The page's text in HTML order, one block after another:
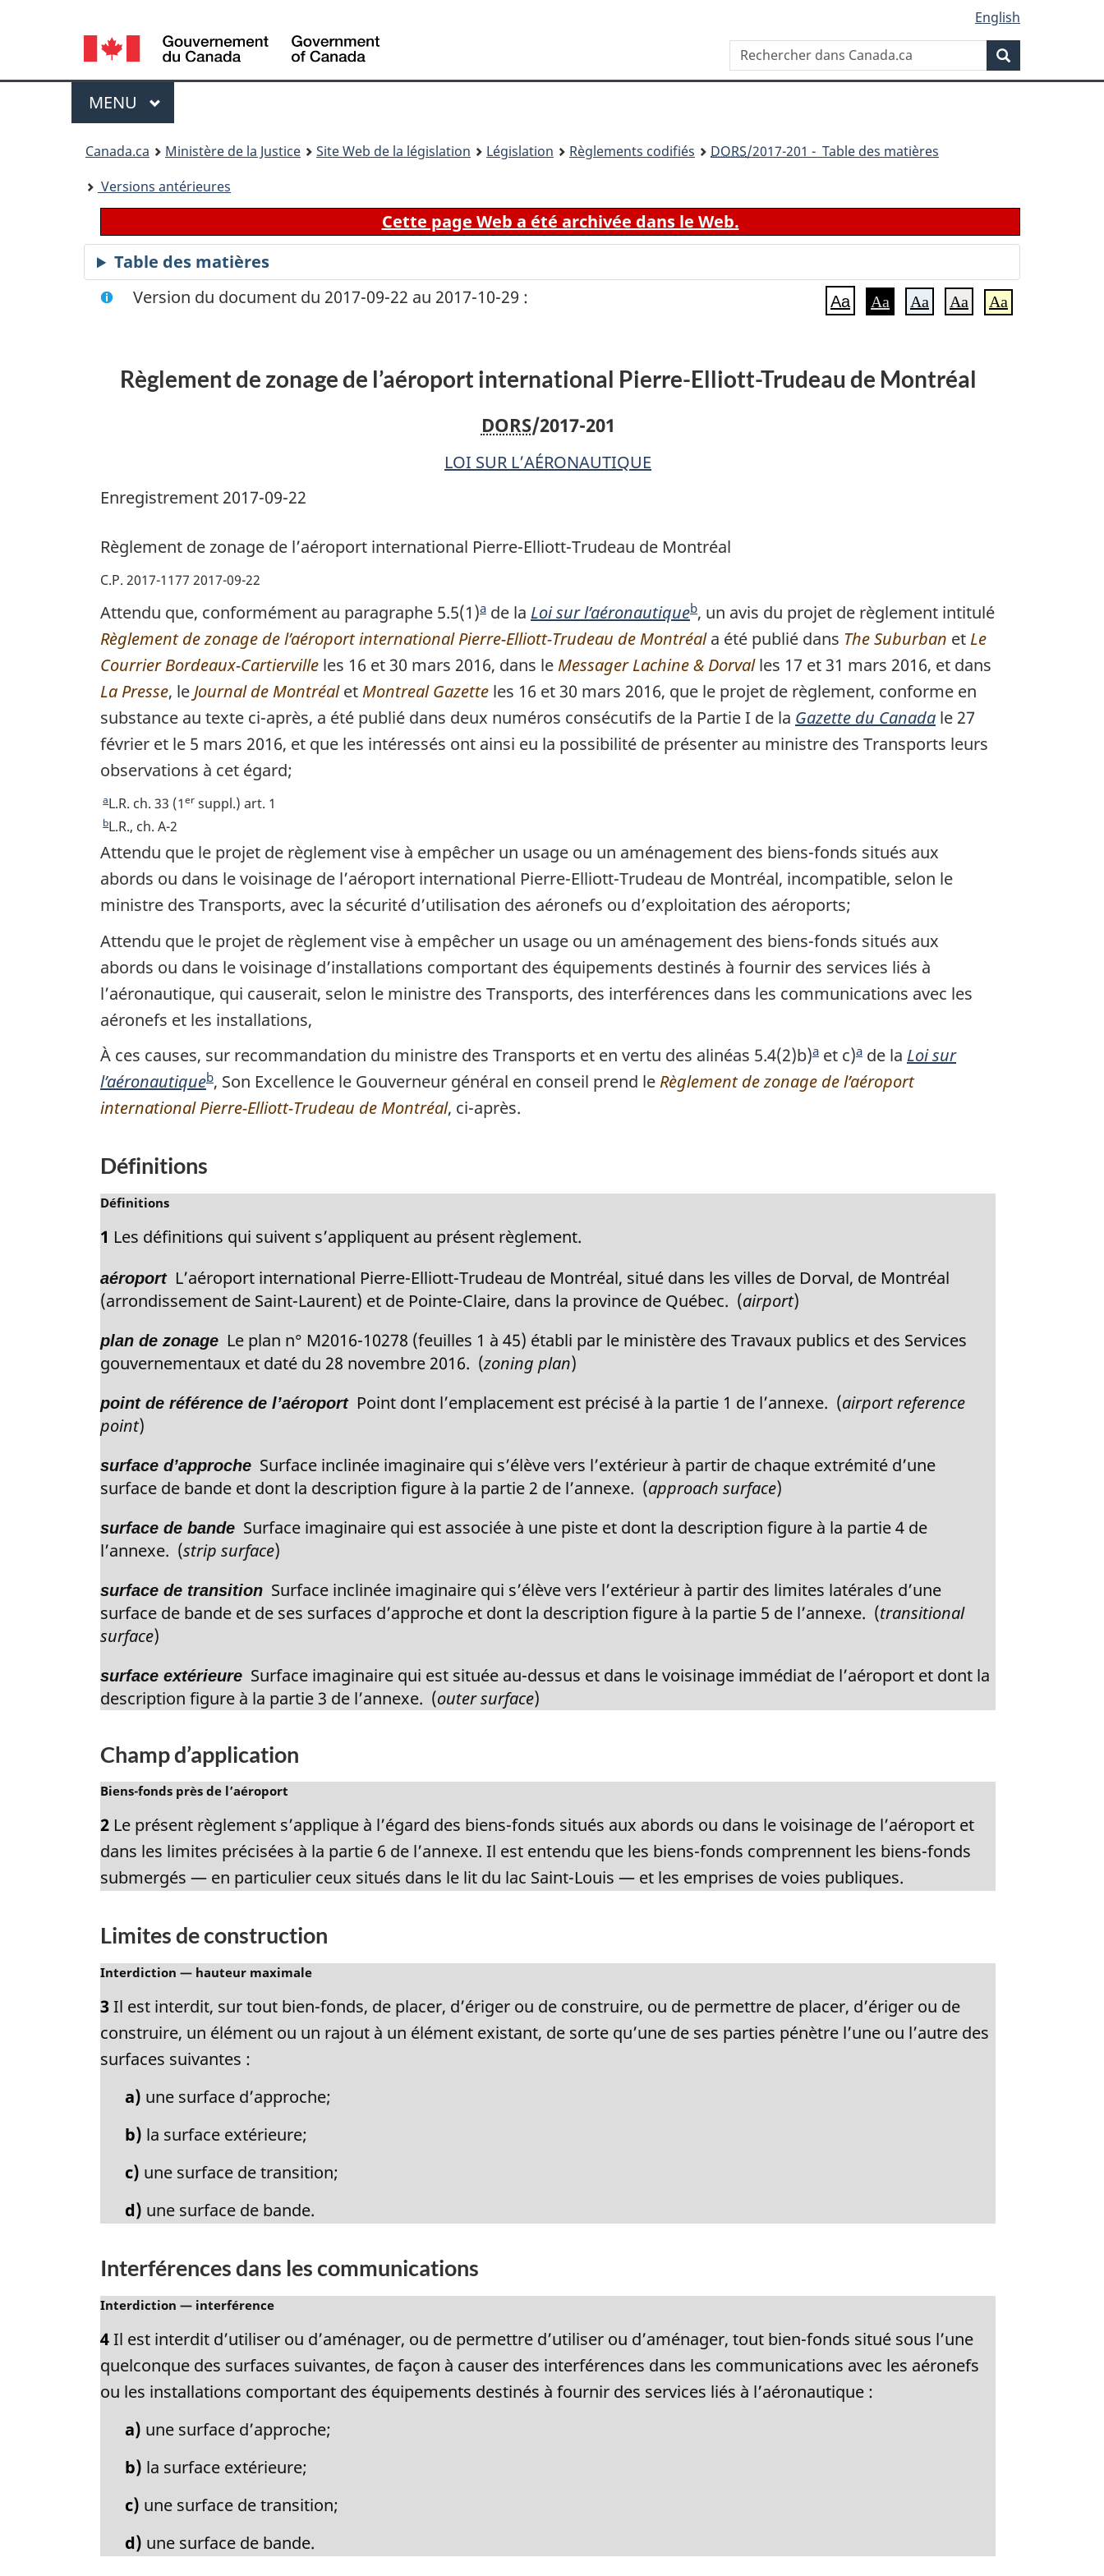
principal
À
site
version
Language
selection
English
Rechercher
dans
Canada.ca
Menu
MENU PRINCIPAL
Canada.ca Ministère de la Justice Site Web de la législation Législation Règlements codifiés DORS/2017-201 - Table des matières
Versions antérieures
Cette page Web a été archivée dans le Web.
Table des matières
Aa Aa Aa Aa Aa
Version du document du 2017-09-22 au 2017-10-29 :
Règlement de zonage de l’aéroport international Pierre-Elliott-Trudeau de Montréal
DORS/2017-201
LOI SUR L’AÉRONAUTIQUE
Enregistrement 2017-09-22
Règlement de zonage de l’aéroport international Pierre-Elliott-Trudeau de Montréal
C.P. 2017-1177 2017-09-22
Attendu que, conformément au paragraphe 5.5(1)N
o
t
e
d
e
d
e
p
g
e
a de la Loi sur l’aéronautiqueN
o
t
e
d
e
d
e
p
g
e
b, un avis du projet de règlement intitulé
Règlement de zonage de l’aéroport international Pierre-Elliott-Trudeau de Montréala été publié dans The Suburban et Le
Courrier Bordeaux-Cartierville les 16 et 30 mars 2016, dans leMessager Lachine & Dorvalles 17 et 31 mars 2016, et dans
La Presse, le Journal de MontréaletMontreal Gazette les 16 et 30 mars 2016, que le projet de règlement, conforme en
substance au texte ci-après, a été publié dans deux numéros consécutifs de la Partie I de la Gazette du Canada le 27
février et le 5 mars 2016, et que les intéressés ont ainsi eu la possibilité de présenter au ministre des Transports leurs
observations à cet égard;
R
e
t
u
r
l
a
r
f
é
e
n
d
e
a
o
t
d
e
b
a
s
e
p
g
e
aL.R. ch. 33 (1er suppl.) art. 1
R
e
o
u
à
l
a
é
f
é
r
e
c
e
d
l
n
o
e
d
b
a
d
e
a
g
bL.R., ch. A-2
Attendu que le projet de règlement vise à empêcher un usage ou un aménagement des biens-fonds situés aux
abords ou dans le voisinage de l’aéroport international Pierre-Elliott-Trudeau de Montréal, incompatible, selon le
ministre des Transports, avec la sécurité d’utilisation des aéronefs ou d’exploitation des aéroports;
Attendu que le projet de règlement vise à empêcher un usage ou un aménagement des biens-fonds situés aux
abords ou dans le voisinage d’installations comportant des équipements destinés à fournir des services liés à
l’aéronautique, qui causerait, selon le ministre des Transports, des interférences dans les communications avec les
aéronefs et les installations,
À ces causes, sur recommandation du ministre des Transports et en vertu des alinéas 5.4(2)b)N
o
p
g
a et c)N
o
p
g
a de la Loi sur
l’aéronautiqueN
o
e
b
e
p
a
b, Son Excellence le Gouverneur général en conseil prend le Règlement de zonage de l’aéroport
international Pierre-Elliott-Trudeau de Montréal, ci-après.
Définitions
N
t
m
a
r
g
i
n
l
e
Définitions
1 Les définitions qui suivent s’appliquent au présent règlement.
aéroportL’aéroport international Pierre-Elliott-Trudeau de Montréal, situé dans les villes de Dorval, de Montréal
(arrondissement de Saint-Laurent) et de Pointe-Claire, dans la province de Québec. (airport)
plan de zonage Le plan n° M2016-10278 (feuilles 1 à 45) établi par le ministère des Travaux publics et des Services
gouvernementaux et daté du 28 novembre 2016. (zoning plan)
point de référence de l’aéroportPoint dont l’emplacement est précisé à la partie 1 de l’annexe. (airport reference
point)
surface d’approche Surface inclinée imaginaire qui s’élève vers l’extérieur à partir de chaque extrémité d’une
surface de bande et dont la description figure à la partie 2 de l’annexe. (approach surface)
surface de bande Surface imaginaire qui est associée à une piste et dont la description figure à la partie 4 de
l’annexe. (strip surface)
surface de transition Surface inclinée imaginaire qui s’élève vers l’extérieur à partir des limites latérales d’une
surface de bande et de ses surfaces d’approche et dont la description figure à la partie 5 de l’annexe. (transitional
surface)
surface extérieure Surface imaginaire qui est située au-dessus et dans le voisinage immédiat de l’aéroport et dont la
description figure à la partie 3 de l’annexe. (outer surface)
Champ d’application
N
t
e
a
i
n
a
l
e
:
Biens-fonds près de l’aéroport
2 Le présent règlement s’applique à l’égard des biens-fonds situés aux abords ou dans le voisinage de l’aéroport et
dans les limites précisées à la partie 6 de l’annexe. Il est entendu que les biens-fonds comprennent les biens-fonds
submergés — en particulier ceux situés dans le lit du lac Saint-Louis — et les emprises de voies publiques.
Limites de construction
N
t
e
a
Interdiction — hauteur maximale
3Il est interdit, sur tout bien-fonds, de placer, d’ériger ou de construire, ou de permettre de placer, d’ériger ou de
construire, un élément ou un rajout à un élément existant, de sorte qu’une de ses parties pénètre l’une ou l’autre des
surfaces suivantes :
a) une surface d’approche;
b) la surface extérieure;
c) une surface de transition;
d) une surface de bande.
Interférences dans les communications
N
t
e
m
a
Interdiction — interférence
4Il est interdit d’utiliser ou d’aménager, ou de permettre d’utiliser ou d’aménager, tout bien-fonds situé sous l’une
quelconque des surfaces suivantes, de façon à causer des interférences dans les communications avec les aéronefs
ou les installations comportant des équipements destinés à fournir des services liés à l’aéronautique :
a) une surface d’approche;
b) la surface extérieure;
c) une surface de transition;
d) une surface de bande.